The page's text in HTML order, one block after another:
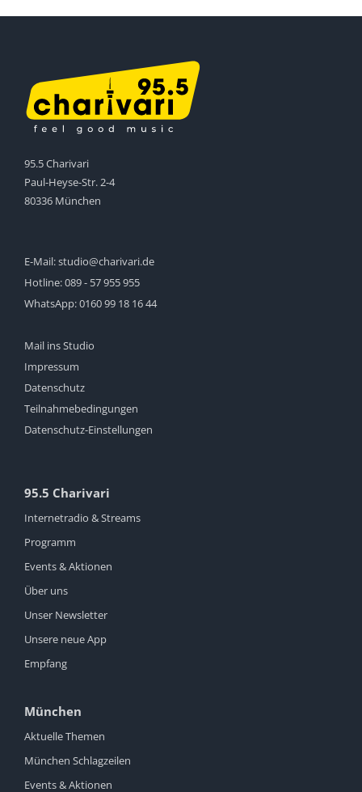
95.5 Charivari
Paul-Heyse-Str. 2-4
80336 München
E-Mail:studio@charivari.de
Hotline:089 - 57 955 955
WhatsApp:0160 99 18 16 44
Mail ins Studio
Impressum
Datenschutz
Teilnahmebedingungen
Datenschutz-Einstellungen
95.5 Charivari
Internetradio & Streams
Programm
Events & Aktionen
Über uns
Unser Newsletter
Unsere neue App
Empfang
München
Aktuelle Themen
München Schlagzeilen
Events & Aktionen